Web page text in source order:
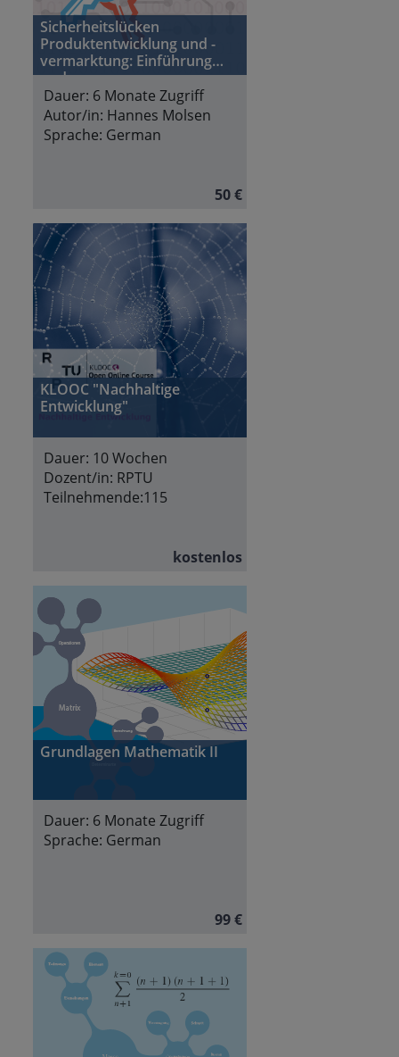
Sicherheitslücken
Produktentwicklung und -
vermarktung: Einführung
und
Entwicklungslebenszyklen
Dauer: 6 Monate Zugriff
Autor/in: Hannes Molsen
Sprache: German
50 €
KLOOC "Nachhaltige
Entwicklung"
Dauer: 10 Wochen
Dozent/in: RPTU
Teilnehmende:115
kostenlos
Grundlagen Mathematik II
Dauer: 6 Monate Zugriff
Sprache: German
99 €